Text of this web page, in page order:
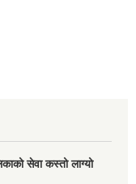
सेवा कस्तो लाग्यो